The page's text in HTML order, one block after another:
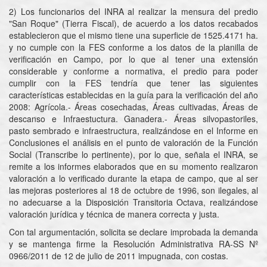
2) Los funcionarios del INRA al realizar la mensura del predio
"San Roque" (Tierra Fiscal), de acuerdo a los datos recabados
establecieron que el mismo tiene una superficie de 1525.4171 ha.
y no cumple con la FES conforme a los datos de la planilla de
verificación en Campo, por lo que al tener una extensión
considerable y conforme a normativa, el predio para poder
cumplir con la FES tendría que tener las siguientes
características establecidas en la guía para la verificación del año
2008: Agrícola.- Áreas cosechadas, Áreas cultivadas, Áreas de
descanso e Infraestuctura. Ganadera.- Áreas silvopastoriles,
pasto sembrado e infraestructura, realizándose en el Informe en
Conclusiones el análisis en el punto de valoración de la Función
Social (Transcribe lo pertinente), por lo que, señala el INRA, se
remite a los informes elaborados que en su momento realizaron
valoración a lo verificado durante la etapa de campo, que al ser
las mejoras posteriores al 18 de octubre de 1996, son ilegales, al
no adecuarse a la Disposición Transitoria Octava, realizándose
valoración jurídica y técnica de manera correcta y justa.
Con tal argumentación, solicita se declare improbada la demanda
y se mantenga firme la Resolución Administrativa RA-SS Nº
0966/2011 de 12 de julio de 2011 impugnada, con costas.